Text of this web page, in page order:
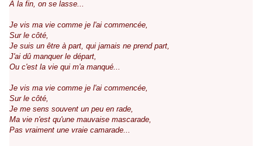
A la fin, on se lasse...
Je vis ma vie comme je l'ai commencée,
Sur le côté,
Je suis un être à part, qui jamais ne prend part,
J'ai dû manquer le départ,
Ou c'est la vie qui m'a manqué...
Je vis ma vie comme je l'ai commencée,
Sur le côté,
Je me sens souvent un peu en rade,
Ma vie n'est qu'une mauvaise mascarade,
Pas vraiment une vraie camarade...